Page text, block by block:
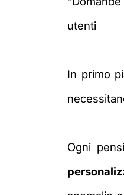
utenti
In primo
Ogni